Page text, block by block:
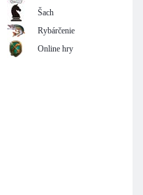
Šach
Rybárčenie
Online hry